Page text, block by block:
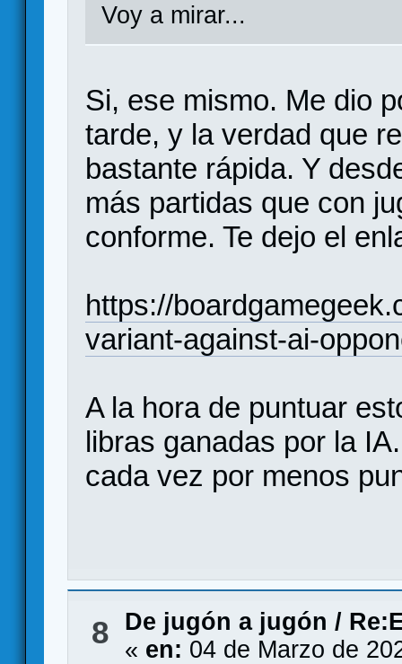
Voy a mirar...
Si, ese mismo. Me dio
tarde, y la verdad que
bastante rápida. Y
más partidas que con
conforme. Te dejo el
https://
variant-against-ai-
A la hora de puntuar
libras ganadas por la
cada vez por menos
8 De jugón a jugón /
« en: 04 de Marzo de